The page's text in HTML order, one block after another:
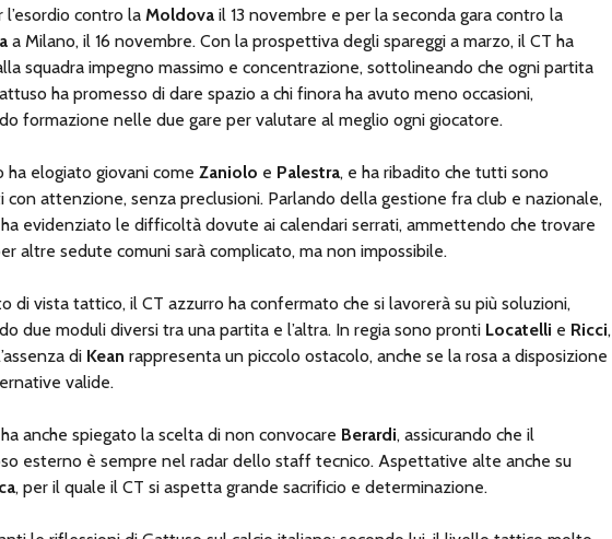
contro la Moldova il 13 novembre e per la seconda gara contro la
a Milano, il 16 novembre. Con la prospettiva degli spareggi a marzo, il CT ha
squadra impegno massimo e concentrazione, sottolineando che ogni partita
ha promesso di dare spazio a chi finora ha avuto meno occasioni,
formazione nelle due gare per valutare al meglio ogni giocatore.
ha elogiato giovani come Zaniolo e Palestra, e ha ribadito che tutti sono
con attenzione, senza preclusioni. Parlando della gestione fra club e nazionale,
evidenziato le difficoltà dovute ai calendari serrati, ammettendo che trovare
altre sedute comuni sarà complicato, ma non impossibile.
di vista tattico, il CT azzurro ha confermato che si lavorerà su più soluzioni,
due moduli diversi tra una partita e l’altra. In regia sono pronti Locatelli e Ricci,
di Kean rappresenta un piccolo ostacolo, anche se la rosa a disposizione
valide.
anche spiegato la scelta di non convocare Berardi, assicurando che il
esterno è sempre nel radar dello staff tecnico. Aspettative alte anche su
, per il quale il CT si aspetta grande sacrificio e determinazione.